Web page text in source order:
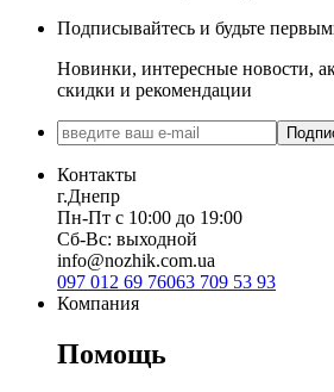
Подписывайтесь и будьте
Новинки, интересные новости,
скидки и рекомендации
Контакты
г.Днепр
Пн-Пт с 10:00 до 19:00
Сб-Вс: выходной
info@nozhik.com.ua
097 012 69 76063 709 53 93
Компания
Помощь